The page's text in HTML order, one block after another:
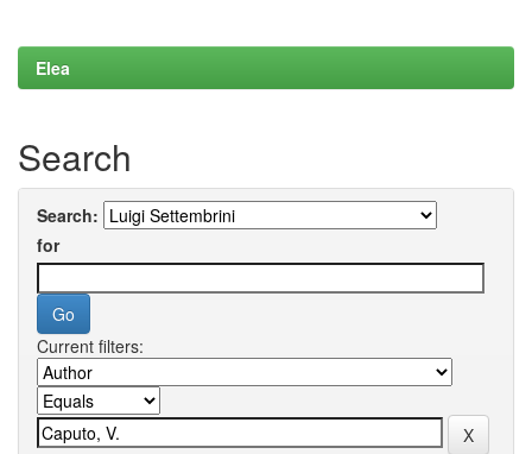
Elea
Search
Search:
for
Current filters: